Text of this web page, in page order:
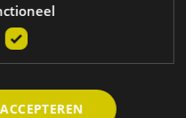
Meer informatie